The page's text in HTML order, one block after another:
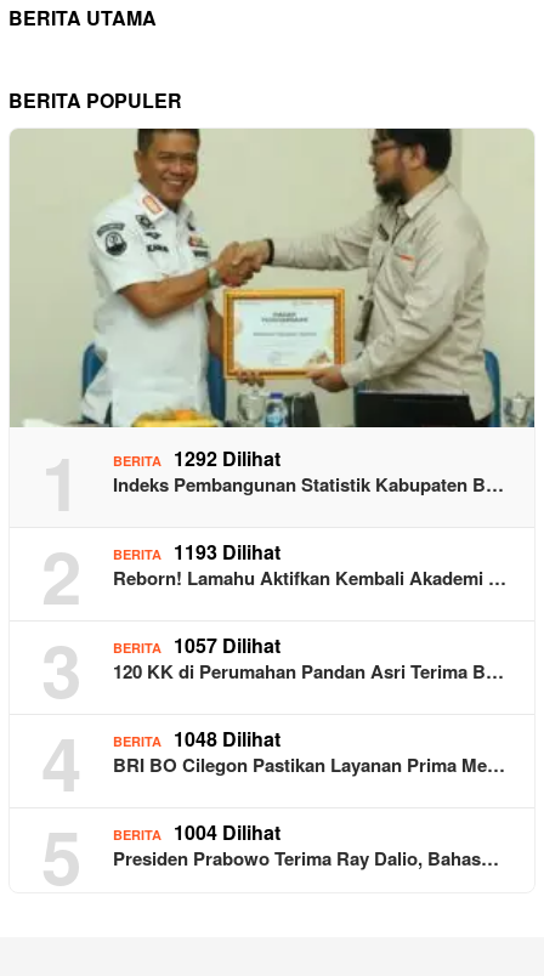
BERITA UTAMA
BERITA POPULER
1 BERITA 1292 Dilihat
Indeks Pembangunan Statistik Kabupaten B…
2 BERITA 1193 Dilihat
Reborn! Lamahu Aktifkan Kembali Akademi …
3 BERITA 1057 Dilihat
120 KK di Perumahan Pandan Asri Terima B…
4 BERITA 1048 Dilihat
BRI BO Cilegon Pastikan Layanan Prima Me…
5 BERITA 1004 Dilihat
Presiden Prabowo Terima Ray Dalio, Bahas…